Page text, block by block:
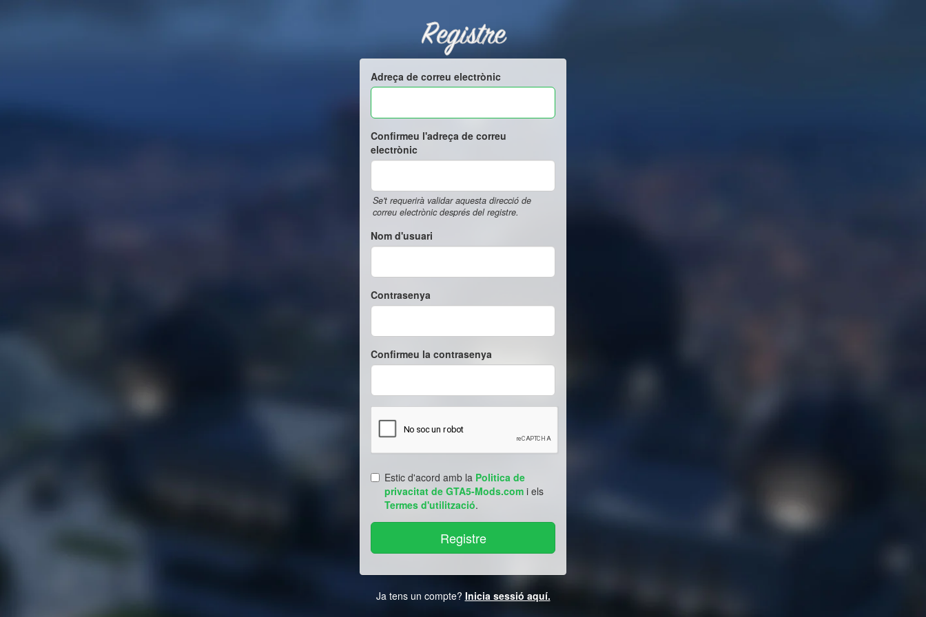
Registre
Adreça de correu electrònic
Confirmeu l'adreça de correu
electrònic
Se't requerirà validar aquesta direcció de
correu electrònic després del registre.
Nom d'usuari
Contrasenya
Confirmeu la contrasenya
Estic d'acord amb la Politica de
privacitat de GTA5-Mods.com i els
Termes d'utilització.
Ja tens un compte? Inicia sessió aquí.